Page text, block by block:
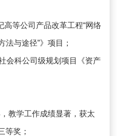
高等公司产品改革工程“网络
与途径”》项目；
会科公司级规划项目《资产
教学工作成绩显著，获太
等奖；